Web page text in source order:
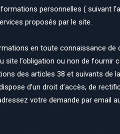
personnelles ( suivant
proposés par le site.
en toute connaissance
site l’obligation ou non de fournir
des articles 38 et suivants de
d’un droit d’accès, de
votre demande par